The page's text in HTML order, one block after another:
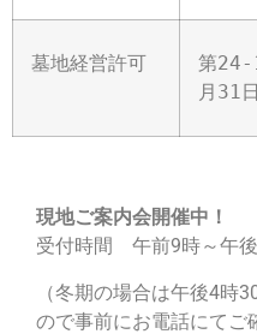
墓地経営許可
第24-
月31日
現地ご案内会開催中！
受付時間 午前9時～午
（冬期の場合は午後4時
ので事前にお電話にてご